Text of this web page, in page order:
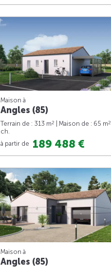
Maison à
Angles (85)
Terrain de : 313 m2 | Maison de : 65 m2
ch.
à partir de 189 488 €
Maison à
Angles (85)